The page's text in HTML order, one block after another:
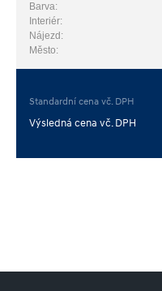
Barva:
Interiér:
Nájezd:
Město:
Standardní cena vč. DPH
Výsledná cena vč. DPH